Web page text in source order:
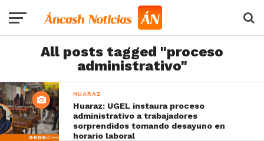
All posts tagged "proceso
administrativo"
HUARAZ
Huaraz: UGEL instaura proceso
administrativo a trabajadores
sorprendidos tomando desayuno en
horario laboral